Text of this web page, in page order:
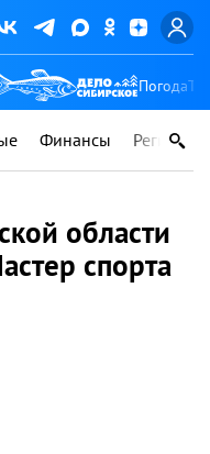
Погода
Финансы Регионы
области
спорта